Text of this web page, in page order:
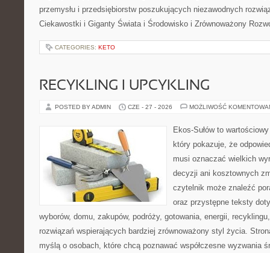
przemysłu i przedsiębiorstw poszukujących niezawodnych
Ciekawostki i Giganty Świata i Środowisko i Zrównoważony
CATEGORIES: KETO
RECYKLING I UPCYKLING
POSTED BY ADMIN CZE - 27 - 2026 MOŻLIWOŚĆ
Ekos-Sułów to
który pokazuje, że
musi oznaczać wielkich
decyzji ani kosztownych
czytelnik może znaleźć
oraz przystępne teksty
wyborów, domu, zakupów, podróży, gotowania, energii,
rozwiązań wspierających bardziej zrównoważony styl życia.
myślą o osobach, które chcą poznawać współczesne wyzwania